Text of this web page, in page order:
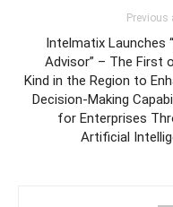
Previous
Intelmatix Launches
Advisor” – The First
Kind in the Region to
Decision-Making
for Enterprises
Artificial